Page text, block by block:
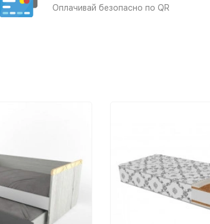
Оплачивай безопасно по QR